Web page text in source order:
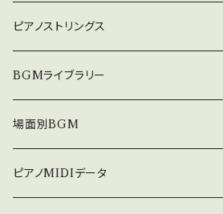
癒しのピアノ
中北利男 夢シリーズ
５０８曲シリーズ
３６０曲シリーズ
ピアノストリングス
BGMライブラリー
オルゴール
場面別BGM
悲しい
ピアノMIDIデータ